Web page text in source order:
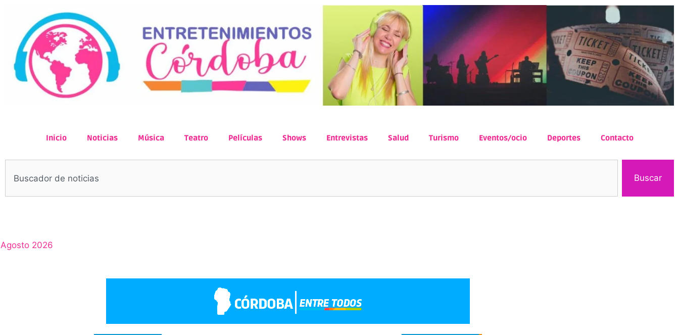
Inicio Noticias Música Teatro Películas Shows Entrevistas Salud Turismo Eventos/ocio Deportes Contacto
Buscar
Agosto 2026